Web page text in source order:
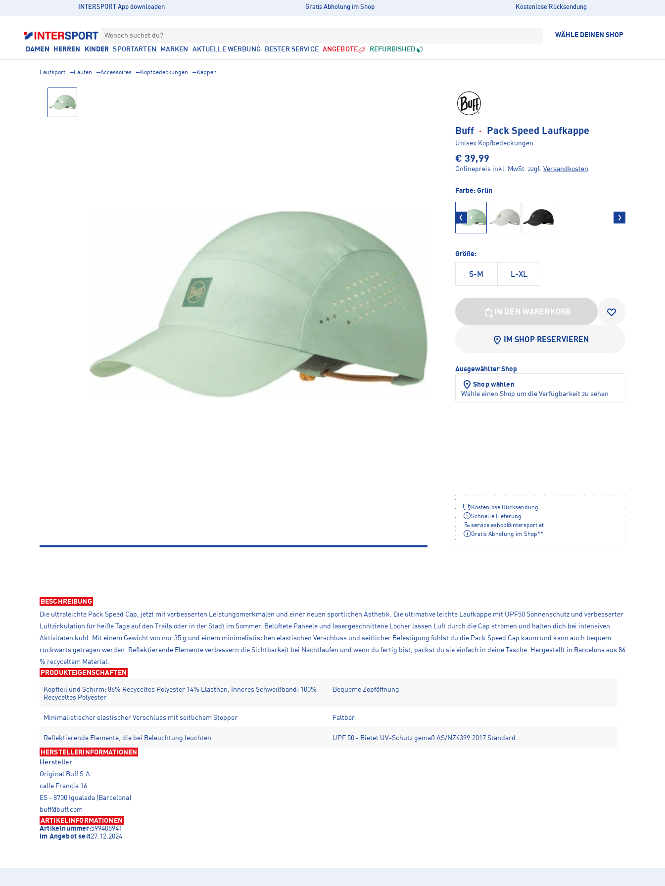
INTERSPORT App downloaden Gratis Abholung im Shop Kostenlose Rücksendung
Wonach suchst du? WÄHLE DEINEN SHOP
DAMEN HERREN KINDER SPORTARTEN MARKEN AKTUELLE WERBUNG BESTER SERVICE ANGEBOTE REFURBISHED
Laufsport Laufen Accessoires Kopfbedeckungen Kappen
Buff · Pack Speed Laufkappe
Unisex Kopfbedeckungen
€ 39,99
Onlinepreis inkl. MwSt. zzgl. Versandkosten
Farbe: Grün
Größe:
S-M L-XL
IN DEN WARENKORB
IM SHOP RESERVIEREN
Ausgewählter Shop
Shop wählen
Wähle einen Shop um die Verfügbarkeit zu sehen
Kostenlose Rücksendung
Schnelle Lieferung
service.eshop@intersport.at
Gratis Abholung im Shop**
BESCHREIBUNG
Die ultraleichte Pack Speed Cap, jetzt mit verbesserten Leistungsmerkmalen und einer neuen sportlichen Ästhetik. Die ultimative leichte Laufkappe mit UPF50 Sonnenschutz und verbesserter
Luftzirkulation für heiße Tage auf den Trails oder in der Stadt im Sommer. Belüftete Paneele und lasergeschnittene Löcher lassen Luft durch die Cap strömen und halten dich bei intensiven
Aktivitäten kühl. Mit einem Gewicht von nur 35 g und einem minimalistischen elastischen Verschluss und seitlicher Befestigung fühlst du die Pack Speed Cap kaum und kann auch bequem
rückwärts getragen werden. Reflektierende Elemente verbessern die Sichtbarkeit bei Nachtläufen und wenn du fertig bist, packst du sie einfach in deine Tasche. Hergestellt in Barcelona aus 86
% recyceltem Material.
PRODUKTEIGENSCHAFTEN
Kopfteil und Schirm: 86% Recyceltes Polyester 14% Elasthan, Inneres Schweißband: 100%
Recyceltes Polyester
Bequeme Zopföffnung
Minimalistischer elastischer Verschluss mit seitlichem Stopper Faltbar
Reflektierende Elemente, die bei Beleuchtung leuchten UPF 50 - Bietet UV-Schutz gemäß AS/NZ4399:2017 Standard
HERSTELLERINFORMATIONEN
Hersteller
Original Buff S.A.
calle Francia 16
ES - 8700 Igualada (Barcelona)
buff@buff.com
ARTIKELINFORMATIONEN
Artikelnummer:599408941
Im Angebot seit27.12.2024